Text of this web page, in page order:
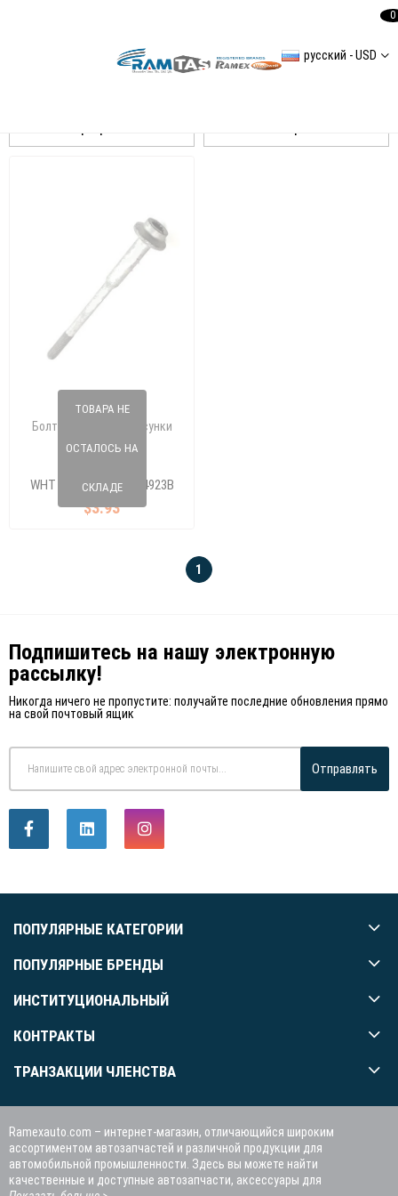
русский - USD
0
ТОВАРА НЕ
ОСТАЛОСЬ НА
СКЛАДЕ
Болт, крепление форсунки
$3.93
WHT 004923/WHT 004923B
1
Подпишитесь на нашу электронную
рассылку!
Никогда ничего не пропустите: получайте последние обновления прямо
на свой почтовый ящик
Отправлять
ПОПУЛЯРНЫЕ КАТЕГОРИИ
ПОПУЛЯРНЫЕ БРЕНДЫ
ИНСТИТУЦИОНАЛЬНЫЙ
КОНТРАКТЫ
ТРАНЗАКЦИИ ЧЛЕНСТВА
Ramexauto.com – интернет-магазин, отличающийся широким
ассортиментом автозапчастей и различной продукции для
автомобильной промышленности. Здесь вы можете найти
качественные и доступные автозапчасти, аксессуары для